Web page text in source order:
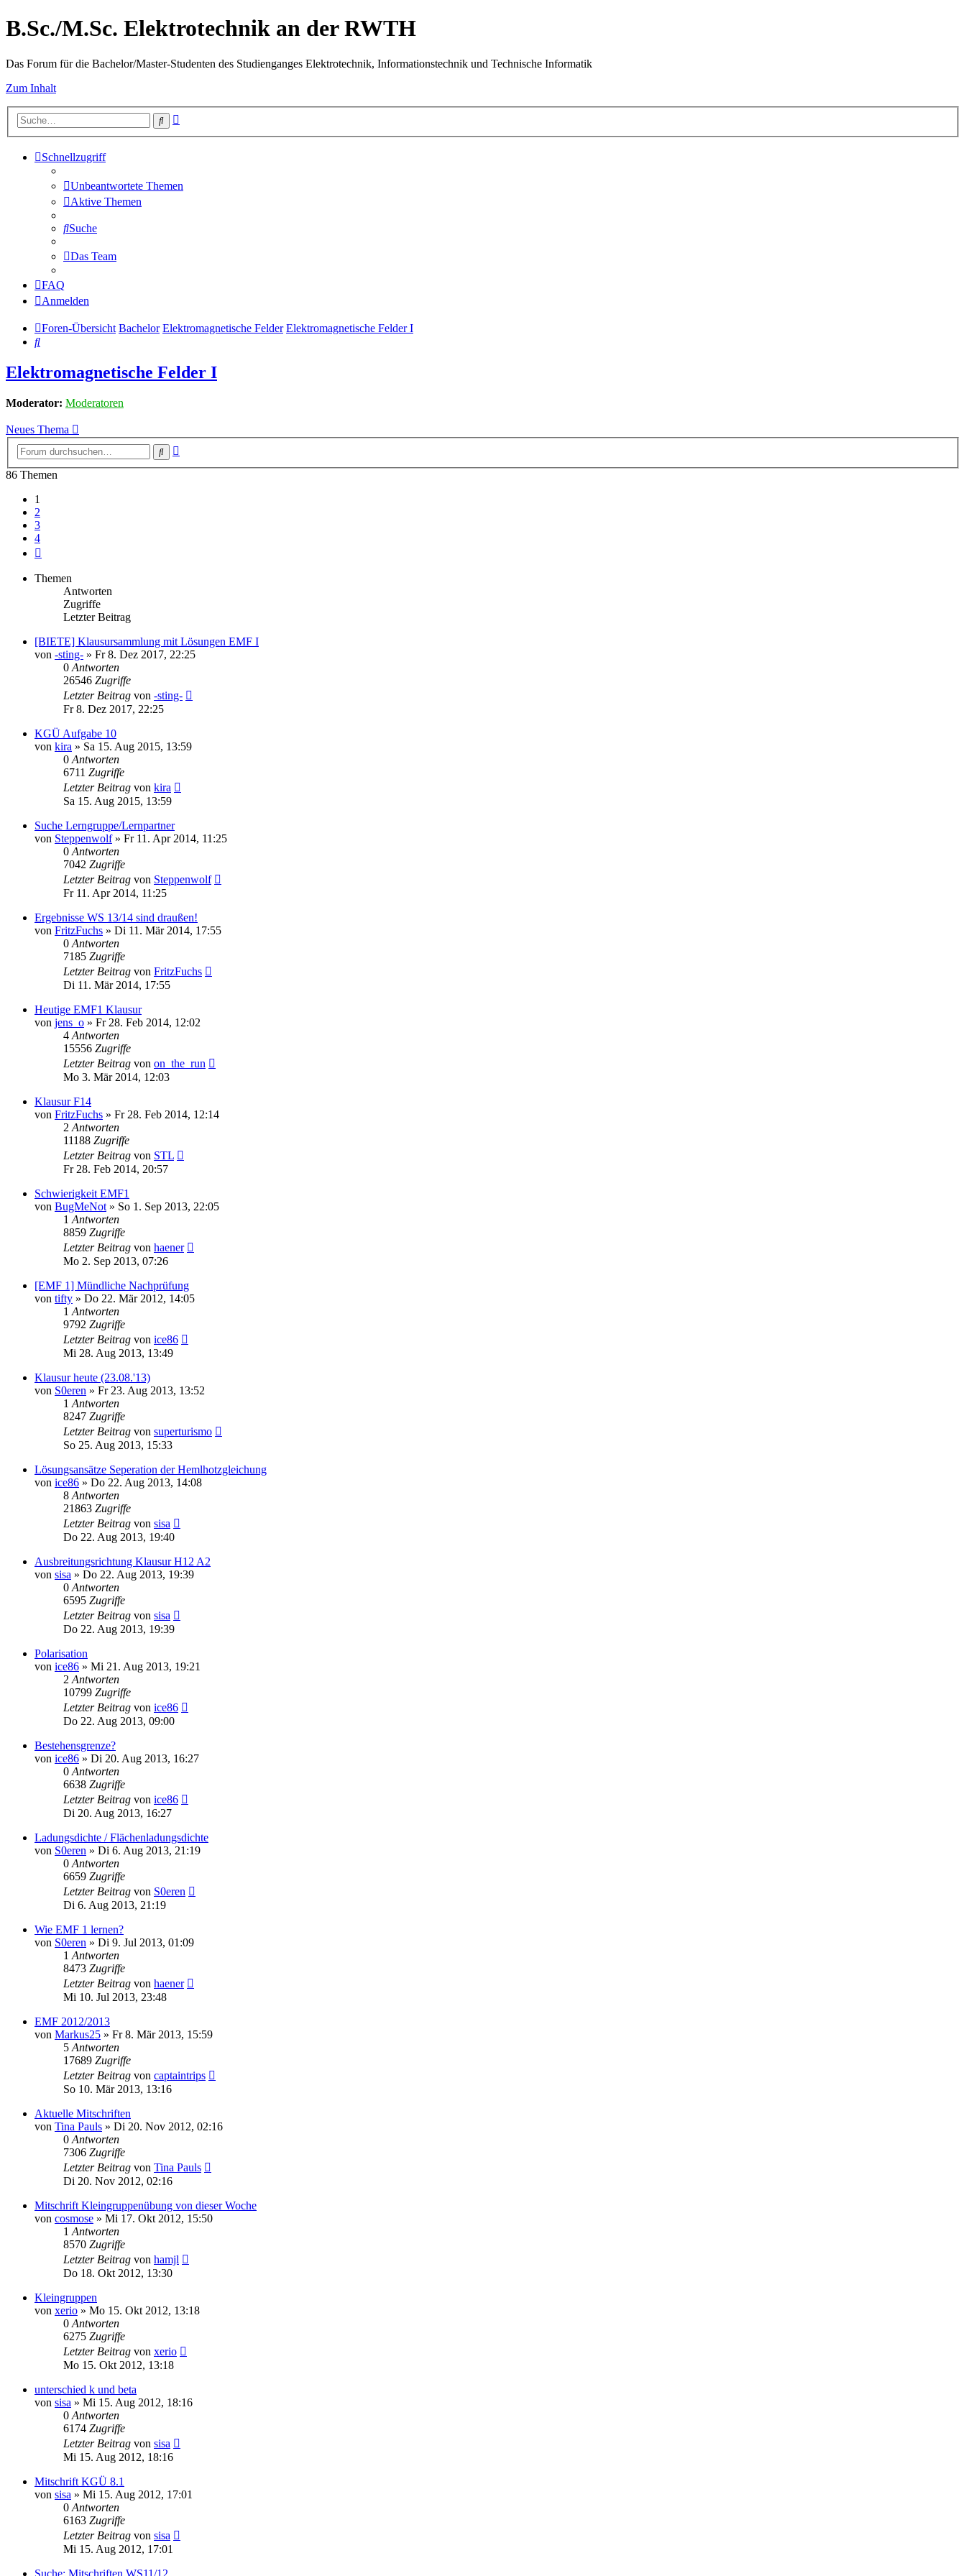
B.Sc./M.Sc. Elektrotechnik an der RWTH
Das Forum für die Bachelor/Master-Studenten des Studienganges Elektrotechnik, Informationstechnik und Technische Informatik
Zum Inhalt
Suche
Schnellzugriff
Unbeantwortete Themen
Aktive Themen
Suche
Das Team
FAQ
Anmelden
Foren-Übersicht Bachelor Elektromagnetische Felder Elektromagnetische Felder I
Suche
Elektromagnetische Felder I
Moderator: Moderatoren
Neues Thema
Suche
86 Themen
1
2
3
4
Themen
Antworten
Zugriffe
Letzter Beitrag
[BIETE] Klausursammlung mit Lösungen EMF I
von -sting- » Fr 8. Dez 2017, 22:25
0 Antworten
26546 Zugriffe
Letzter Beitrag von -sting-
Fr 8. Dez 2017, 22:25
KGÜ Aufgabe 10
von kira » Sa 15. Aug 2015, 13:59
0 Antworten
6711 Zugriffe
Letzter Beitrag von kira
Sa 15. Aug 2015, 13:59
Suche Lerngruppe/Lernpartner
von Steppenwolf» Fr 11. Apr 2014, 11:25
0 Antworten
7042 Zugriffe
Letzter Beitrag von Steppenwolf
Fr 11. Apr 2014, 11:25
Ergebnisse WS 13/14 sind draußen!
von FritzFuchs » Di 11. Mär 2014, 17:55
0 Antworten
7185 Zugriffe
Letzter Beitrag von FritzFuchs
Di 11. Mär 2014, 17:55
Heutige EMF1 Klausur
von jens_o » Fr 28. Feb 2014, 12:02
4 Antworten
15556 Zugriffe
Letzter Beitrag von on_the_run
Mo 3. Mär 2014, 12:03
Klausur F14
von FritzFuchs » Fr 28. Feb 2014, 12:14
2 Antworten
11188 Zugriffe
Letzter Beitrag von STL
Fr 28. Feb 2014, 20:57
Schwierigkeit EMF1
von BugMeNot » So 1. Sep 2013, 22:05
1 Antworten
8859 Zugriffe
Letzter Beitrag von haener
Mo 2. Sep 2013, 07:26
[EMF 1] Mündliche Nachprüfung
von tifty » Do 22. Mär 2012, 14:05
1 Antworten
9792 Zugriffe
Letzter Beitrag von ice86
Mi 28. Aug 2013, 13:49
Klausur heute (23.08.'13)
von S0eren » Fr 23. Aug 2013, 13:52
1 Antworten
8247 Zugriffe
Letzter Beitrag von superturismo
So 25. Aug 2013, 15:33
Lösungsansätze Seperation der Hemlhotzgleichung
von ice86 » Do 22. Aug 2013, 14:08
8 Antworten
21863 Zugriffe
Letzter Beitrag von sisa
Do 22. Aug 2013, 19:40
Ausbreitungsrichtung Klausur H12 A2
von sisa » Do 22. Aug 2013, 19:39
0 Antworten
6595 Zugriffe
Letzter Beitrag von sisa
Do 22. Aug 2013, 19:39
Polarisation
von ice86 » Mi 21. Aug 2013, 19:21
2 Antworten
10799 Zugriffe
Letzter Beitrag von ice86
Do 22. Aug 2013, 09:00
Bestehensgrenze?
von ice86 » Di 20. Aug 2013, 16:27
0 Antworten
6638 Zugriffe
Letzter Beitrag von ice86
Di 20. Aug 2013, 16:27
Ladungsdichte / Flächenladungsdichte
von S0eren » Di 6. Aug 2013, 21:19
0 Antworten
6659 Zugriffe
Letzter Beitrag von S0eren
Di 6. Aug 2013, 21:19
Wie EMF 1 lernen?
von S0eren » Di 9. Jul 2013, 01:09
1 Antworten
8473 Zugriffe
Letzter Beitrag von haener
Mi 10. Jul 2013, 23:48
EMF 2012/2013
von Markus25 » Fr 8. Mär 2013, 15:59
5 Antworten
17689 Zugriffe
Letzter Beitrag von captaintrips
So 10. Mär 2013, 13:16
Aktuelle Mitschriften
von Tina Pauls » Di 20. Nov 2012, 02:16
0 Antworten
7306 Zugriffe
Letzter Beitrag von Tina Pauls
Di 20. Nov 2012, 02:16
Mitschrift Kleingruppenübung von dieser Woche
von cosmose » Mi 17. Okt 2012, 15:50
1 Antworten
8570 Zugriffe
Letzter Beitrag von hamjl
Do 18. Okt 2012, 13:30
Kleingruppen
von xerio » Mo 15. Okt 2012, 13:18
0 Antworten
6275 Zugriffe
Letzter Beitrag von xerio
Mo 15. Okt 2012, 13:18
unterschied k und beta
von sisa » Mi 15. Aug 2012, 18:16
0 Antworten
6174 Zugriffe
Letzter Beitrag von sisa
Mi 15. Aug 2012, 18:16
Mitschrift KGÜ 8.1
von sisa » Mi 15. Aug 2012, 17:01
0 Antworten
6163 Zugriffe
Letzter Beitrag von sisa
Mi 15. Aug 2012, 17:01
Suche: Mitschriften WS11/12